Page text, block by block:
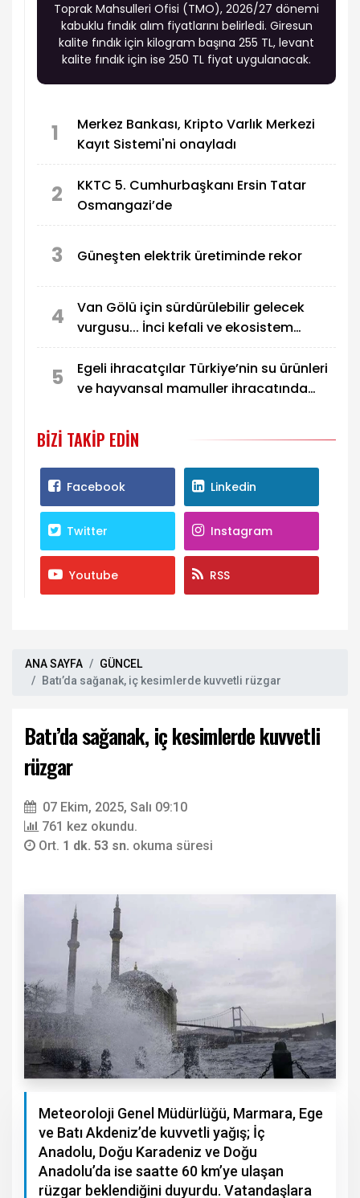
Toprak Mahsulleri Ofisi (TMO), 2026/27 dönemi
kabuklu fındık alım fiyatlarını belirledi. Giresun
kalite fındık için kilogram başına 255 TL, levant
kalite fındık için ise 250 TL fiyat uygulanacak.
1
Merkez Bankası, Kripto Varlık Merkezi
Kayıt Sistemi'ni onayladı
2
KKTC 5. Cumhurbaşkanı Ersin Tatar
Osmangazi’de
3 Güneşten elektrik üretiminde rekor
4
Van Gölü için sürdürülebilir gelecek
vurgusu... İnci kefali ve ekosistem
5
Egeli ihracatçılar Türkiye’nin su ürünleri
ve hayvansal mamuller ihracatında
BIZI TAKIP EDIN
Facebook Linkedin
Twitter Instagram
Youtube RSS
ANA SAYFA
GÜNCEL
Batı’da sağanak, iç kesimlerde kuvvetli rüzgar
Batı’da sağanak, iç kesimlerde kuvvetli
rüzgar
07 Ekim, 2025, Salı 09:10
761 kez okundu.
Ort. 1 dk. 53 sn. okuma süresi
Meteoroloji Genel Müdürlüğü, Marmara, Ege
ve Batı Akdeniz’de kuvvetli yağış; İç
Anadolu, Doğu Karadeniz ve Doğu
Anadolu’da ise saatte 60 km’ye ulaşan
rüzgar beklendiğini duyurdu. Vatandaşlara